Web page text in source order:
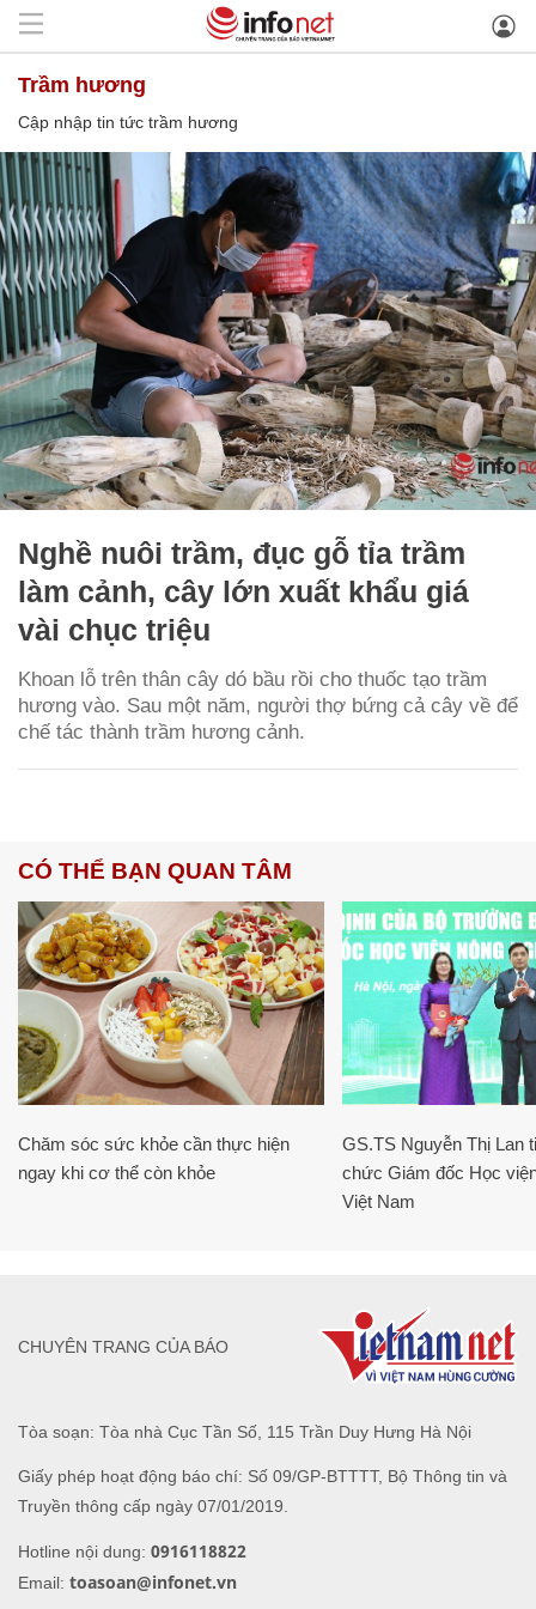
trầm hương
Cập nhập tin tức trầm hương
Nghề nuôi trầm, đục gỗ tỉa trầm
làm cảnh, cây lớn xuất khẩu giá
vài chục triệu
Khoan lỗ trên thân cây dó bầu rồi cho thuốc tạo trầm
hương vào. Sau một năm, người thợ bứng cả cây về để
chế tác thành trầm hương cảnh.
CÓ THỂ BẠN QUAN TÂM
Chăm sóc sức khỏe cần thực hiện
ngay khi cơ thể còn khỏe
GS.TS Nguyễn Thị Lan
chức Giám đốc Học
Việt Nam
Tòa soạn: Tòa nhà Cục Tần Số, 115 Trần Duy Hưng Hà Nội
Giấy phép hoạt động báo chí: Số 09/GP-BTTTT, Bộ Thông tin và
Truyền thông cấp ngày 07/01/2019.
Hotline nội dung: 0916118822
Email: toasoan@infonet.vn
CHUYÊN TRANG CỦA BÁO